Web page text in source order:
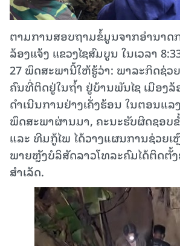
ຕາມການສອບຖາມຂໍ້ມູນຈາກອຳນາດ
ລ້ອງແຈ້ງ ແຂວງໄຊສົມບູນ ໃນເວລາ
27 ພຶດສະພານີ້ໃຫ້ຮູ້ວ່າ: ພາລະກິດຊ່ວ
ຄົນທີ່ຕິດຢູ່ໃນຖໍ້າ ຢູ່ບ້ານພັນໄຊ ເມືອງລ້
ດຳເນີນການຢ່າງເຄັ່ງຮ້ອນ ໃນຕອນແ
ພຶດສະພາຜ່ານມາ, ຄະນະຮັບຜິດຊອບຂັ້
ແລະ ທີມກູ້ໄພ ໄດ້ວາງແຜນການຊ່ວຍ
ພາຍຫຼັງບໍລິສັດລາວໂທລະຄົມໄດ້ຕິດຕັ້
ສຳເລັດ.